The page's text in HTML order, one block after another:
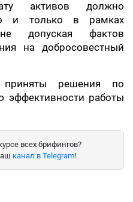
активов должно
и только в рамках
допуская фактов
на добросовестный
решения по
работы
всех брифингов?
канал в Telegram!